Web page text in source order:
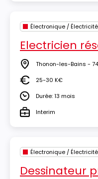
Électronique / Électricité
Electricien
Lieu Thonon-les-Bains -
Salaire25-30 K€
DuréeDurée: 13 mois
TypeInterim
Électronique / Électricité
Dessinateur